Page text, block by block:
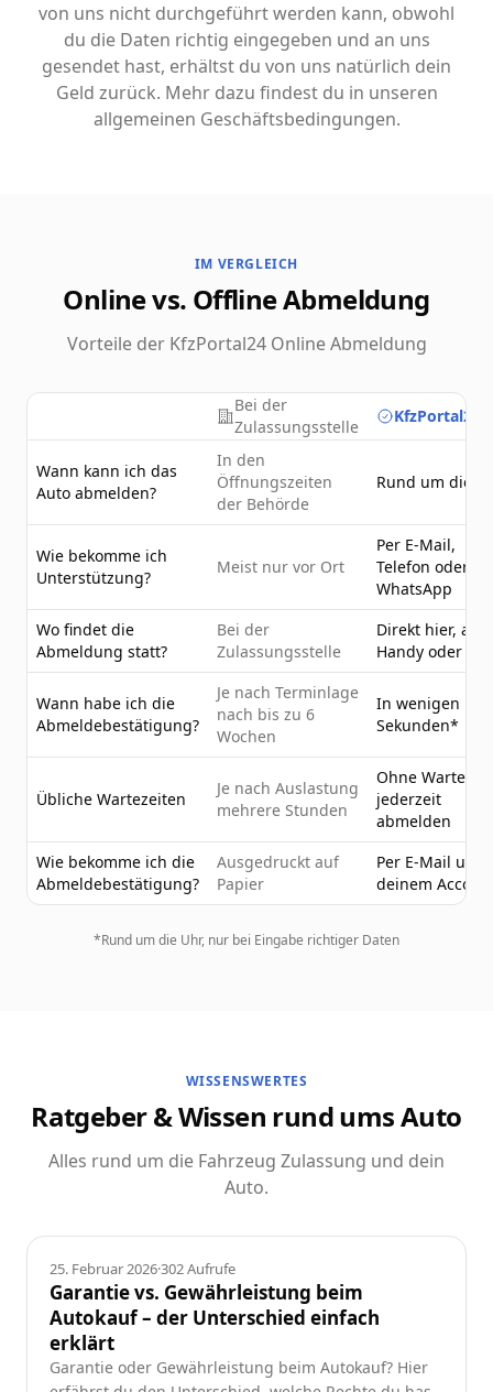
von uns nicht durchgeführt werden kann, obwohl
du die Daten richtig eingegeben und an uns
gesendet hast, erhältst du von uns natürlich dein
Geld zurück. Mehr dazu findest du in unseren
allgemeinen Geschäftsbedingungen.
IM VERGLEICH
Online vs. Offline Abmeldung
Vorteile der KfzPortal24 Online Abmeldung
Bei der
Zulassungsstelle
Wann kann ich das
Auto abmelden?
In den
Öffnungszeiten
der Behörde
Rund um die
Wie bekomme ich
Unterstützung?
Meist nur vor Ort
Per E-Mail,
Telefon oder
WhatsApp
Wo findet die
Abmeldung statt?
Bei der
Zulassungsstelle
Direkt hier, am
Handy oder PC
Wann habe ich die
Abmeldebestätigung?
Je nach Terminlage
nach bis zu 6
Wochen
In wenigen
Sekunden*
Übliche Wartezeiten
Je nach Auslastung
mehrere Stunden
Ohne Wartezeit
jederzeit
abmelden
Wie bekomme ich die
Abmeldebestätigung?
Ausgedruckt auf
Papier
Per E-Mail und
deinem
*Rund um die Uhr, nur bei Eingabe richtiger Daten
WISSENSWERTES
Ratgeber & Wissen rund ums Auto
Alles rund um die Fahrzeug Zulassung und dein
Auto.
Ratgeber
25. Februar 2026·302Aufrufe
Garantie vs. Gewährleistung beim
Autokauf – der Unterschied einfach
erklärt
Garantie oder Gewährleistung beim Autokauf? Hier